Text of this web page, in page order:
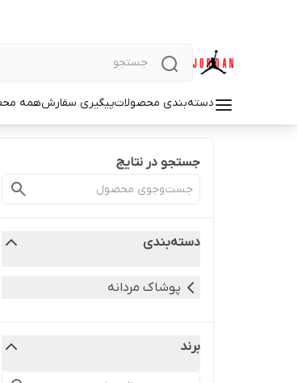
دسته‌بندی محصولاتپیگیری سفارشهمه
جستجو در نتایج
دسته‌بندی
پوشاک مردانه
برند